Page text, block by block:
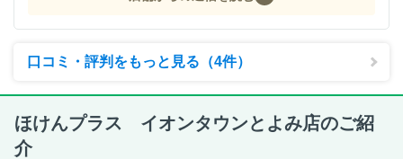
口コミ・評判をもっと見る（4件）
ほけんプラス イオンタウンとよみ店のご紹
介